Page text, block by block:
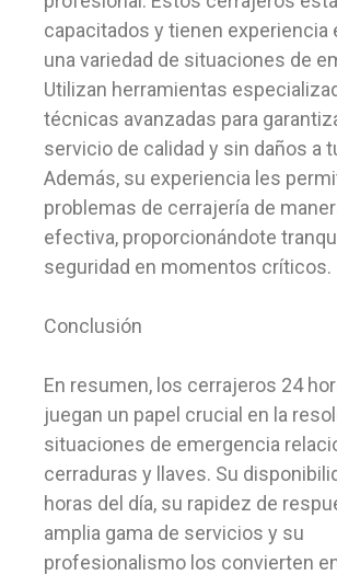
capacitados y tienen experiencia
una variedad de situaciones de
Utilizan herramientas
técnicas avanzadas para
servicio de calidad y sin daños a
Además, su experiencia les
problemas de cerrajería de
efectiva, proporcionándote
seguridad en momentos críticos.
Conclusión
En resumen, los cerrajeros 24
juegan un papel crucial en la
situaciones de emergencia
cerraduras y llaves. Su
horas del día, su rapidez de
amplia gama de servicios y su
profesionalismo los convierten